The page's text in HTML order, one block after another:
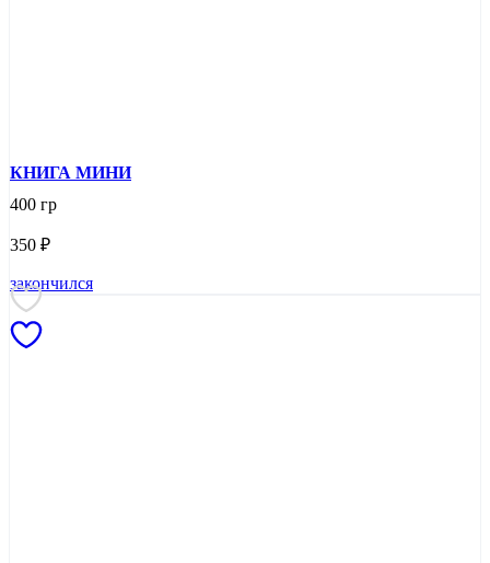
КНИГА МИНИ
400 гр
350 ₽
закончился